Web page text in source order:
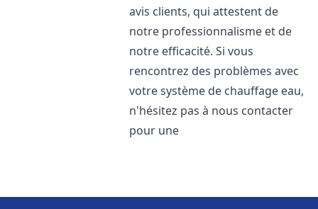
avis clients, qui attestent de
notre professionnalisme et de
notre efficacité. Si vous
rencontrez des problèmes avec
votre système de chauffage eau,
n'hésitez pas à nous contacter
pour une